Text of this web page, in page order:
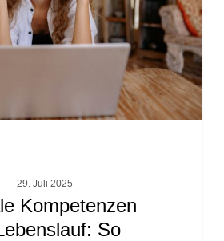
zeigen
Sie,
wenn
Sie
„nur
29. Juli 2025
Kompetenzen
So